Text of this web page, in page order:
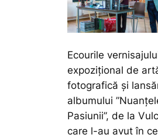
Ecourile
expozițional de
fotografică și
albumului
Pasiunii”, de la
care l-au avut în